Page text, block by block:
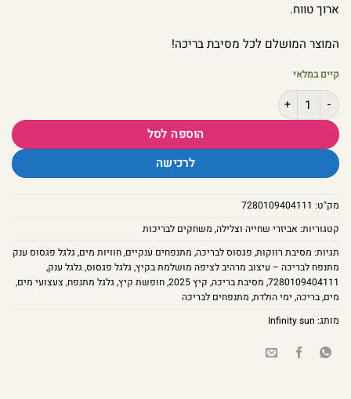
ארוך טווח.
המוצר המושלם לכל מסיבת בריכה!
קיים במלאי
כמות של גלגל פגסוס ענק מתנפח לבריכה – עיצוב מרהיב לציפה מושלמת בקיץ
הוספה לסל
לרכישה
מק"ט: 7280109404111
קטגוריות: אביזרי שחייה וצלילה, משחקים לבריכות
תגיות: מסיבת רווקות, פגסוס לבריכה, מתנפחים ענקיים,חוויות מים,גלגל פגסוס ענק
מתנפח לבריכה – עיצוב מרהיב לציפה מושלמת בקיץ,גלגל פגסוס,גלגל ענק,
7280109404111
, מסיבת בריכה, קיץ 2025 ,חופשת קיץ,גלגל מתנפח, צעצועי מים,
מים,בריכה, ימי הולדת, מתנפחים לבריכה
מותג: Infinity sun